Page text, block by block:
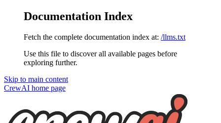
Documentation Index
Fetch the complete documentation index at: /llms.txt
Use this file to discover all available pages before
exploring further.
Skip to main content
CrewAI home page